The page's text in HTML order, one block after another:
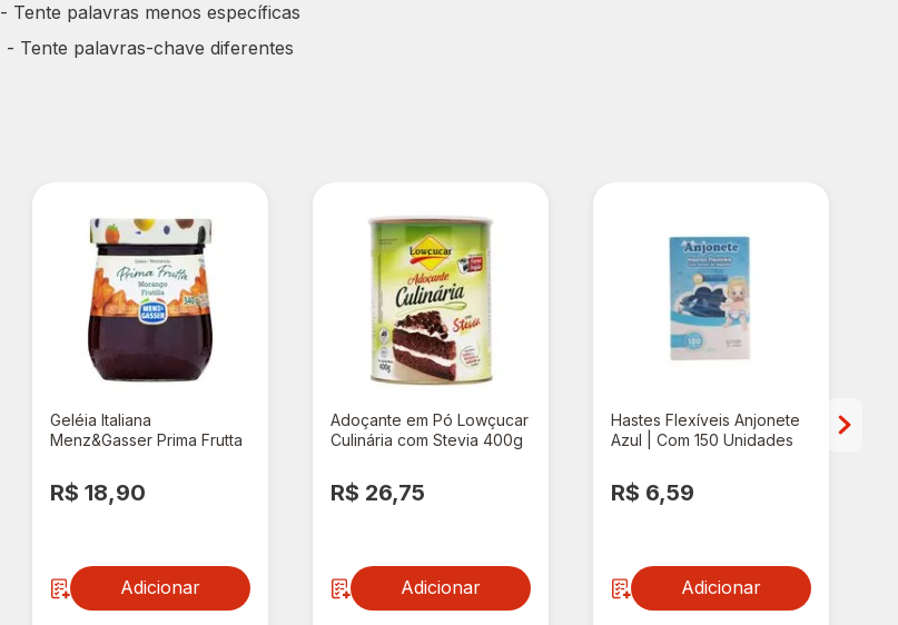
- Tente palavras menos específicas
- Tente palavras-chave diferentes
Geléia Italiana
Menz&Gasser Prima Frutta
R$ 18,90
Adicionar
Adoçante em Pó Lowçucar
Culinária com Stevia 400g
R$ 26,75
Adicionar
Hastes Flexíveis Anjonete
Azul | Com 150 Unidades
R$ 6,59
Adicionar